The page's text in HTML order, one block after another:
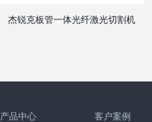
杰锐克板管一体光纤激光切割机
产品中心 客户案例